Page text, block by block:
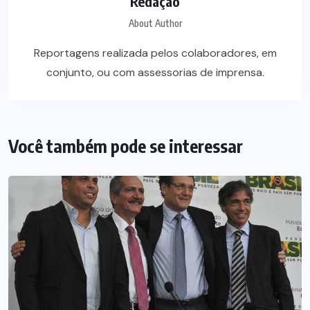
About Author
Reportagens realizada pelos colaboradores, em
conjunto, ou com assessorias de imprensa.
Você também pode se interessar